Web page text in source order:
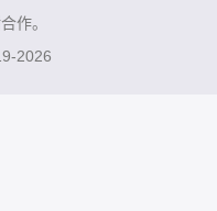
作。
2026